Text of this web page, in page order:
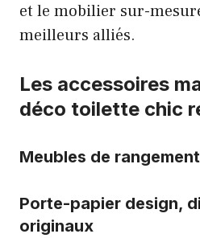
et le mobilier sur-
meilleurs alliés.
Les accessoires
déco toilette chic
Meubles de
Porte-papier design,
originaux